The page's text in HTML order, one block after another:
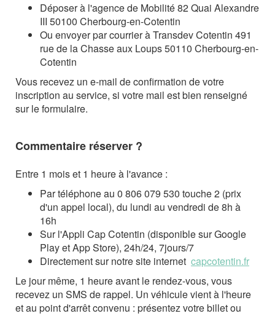
Déposer à l'agence de Mobilité 82 Quai Alexandre
III 50100 Cherbourg-en-Cotentin
Ou envoyer par courrier à Transdev Cotentin 491
rue de la Chasse aux Loups 50110 Cherbourg-en-
Cotentin
Vous recevez un e-mail de confirmation de votre
inscription au service, si votre mail est bien renseigné
sur le formulaire.
Commentaire réserver ?
Entre 1 mois et 1 heure à l'avance :
Par téléphone au 0 806 079 530 touche 2 (prix
d'un appel local), du lundi au vendredi de 8h à
16h
Sur l'Appli Cap Cotentin (disponible sur Google
Play et App Store), 24h/24, 7jours/7
Directement sur notre site internet capcotentin.fr
Le jour même, 1 heure avant le rendez-vous, vous
recevez un SMS de rappel. Un véhicule vient à l'heure
et au point d'arrêt convenu : présentez votre billet ou